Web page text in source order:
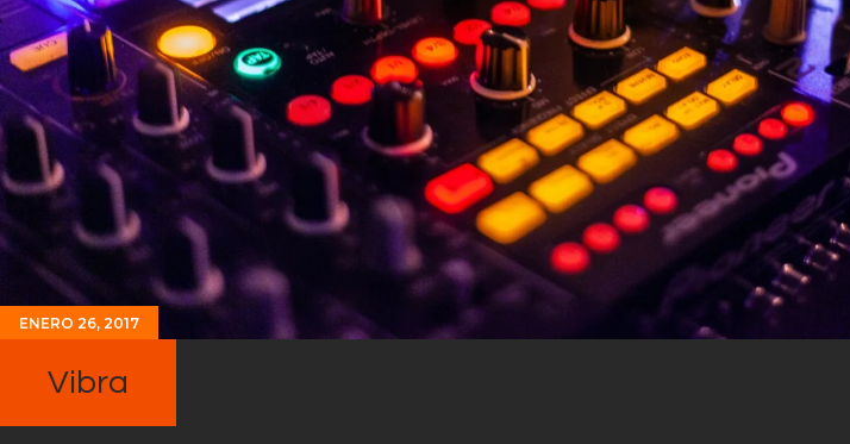
ENERO 26, 2017
Vibra